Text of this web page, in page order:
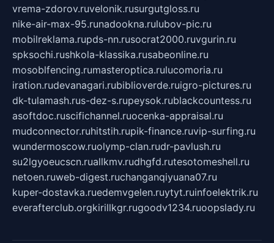
vrema-zdorov.ruvelonik.rusurgutgloss.ru
nike-air-max-95.runadookna.rulubov-pic.ru
mobilreklama.rupds-nn.rusocrat2000.ruvgurin.ru
spksochi.rushkola-klassika.rusabeonline.ru
mosoblfencing.rumasteroptica.rulucomoria.ru
iration.rudevanagari.rubiblioverde.ruigro-pictures.ru
dk-tulamash.rus-dez-s.rupeysok.rublackcountess.ru
asoftdoc.ruscifichannel.ruocenka-appraisal.ru
mudconnector.ruhitstih.rupik-finance.ruvip-surfing.ru
wundermoscow.ruolymp-clan.rudr-pavlush.ru
su2lgyoeucscn.ruallkmv.rudhgfd.rutesotomeshell.ru
netoen.ruweb-digest.ruchanganqiyuana07.ru
kuper-dostavka.ruedemvgelen.ruytyt.ruinfoelektrik.ru
everafterclub.orgkirillkgr.rugoodv1234.ruoopslady.ru